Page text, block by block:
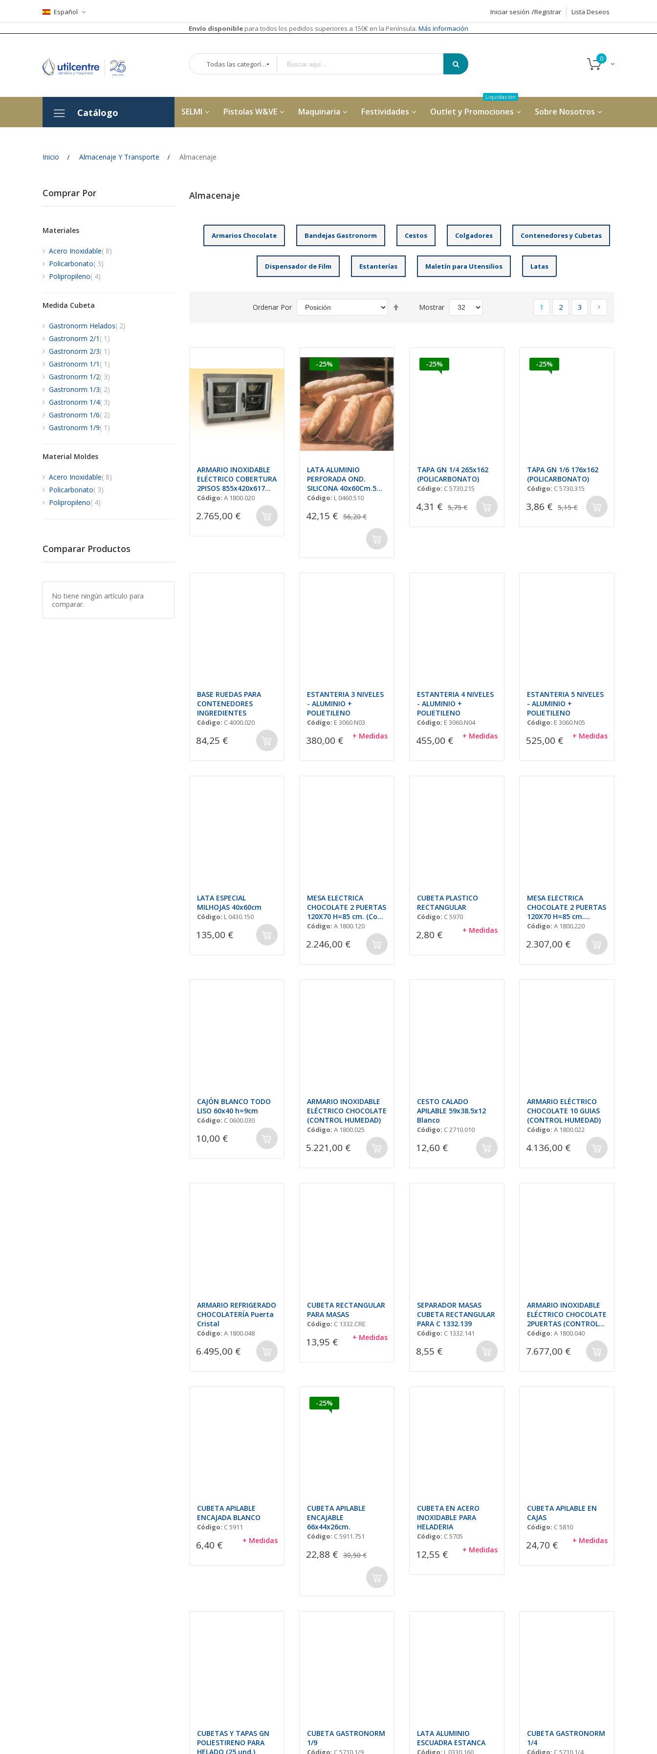
Español Iniciar sesión Registrar
Lista Deseos
Envío disponible para todos los pedidos superiores a 150€ en la Península. Más información
Todas las categorías
Catálogo SELMI Pistolas W&VE Maquinaria Festividades Outlet y Promociones Sobre Nosotros
Inicio Almacenaje Y Transporte Almacenaje
Almacenaje
Armarios Chocolate Bandejas Gastronorm Cestos Colgadores Contenedores y Cubetas
Dispensador de Film Estanterías Maletín para Utensilios Latas
Ordenar Por Mostrar
Página
Actualmente estás leyendo
1 Página
2 Página
3 Página
Siguiente
ARMARIO INOXIDABLE
ELÉCTRICO COBERTURA
2PISOS 855x420x617
cm.
Código: A 1800.020
2.765,00 €
-25%
LATA ALUMINIO
PERFORADA OND.
SILICONA 40x60Cm.5
CNL.
Código: L 0460.510
42,15 € 56,20 €
-25%
TAPA GN 1/4 265x162
(POLICARBONATO)
Código: C 5730.215
4,31 € 5,75 €
-25%
TAPA GN 1/6 176x162
(POLICARBONATO)
Código: C 5730.315
3,86 € 5,15 €
BASE RUEDAS PARA
CONTENEDORES
INGREDIENTES
Código: C 4000.020
84,25 €
ESTANTERIA 3 NIVELES
- ALUMINIO +
POLIETILENO
Código: E 3060.N03
380,00 € + Medidas
ESTANTERIA 4 NIVELES
- ALUMINIO +
POLIETILENO
Código: E 3060.N04
455,00 € + Medidas
ESTANTERIA 5 NIVELES
- ALUMINIO +
POLIETILENO
Código: E 3060.N05
525,00 € + Medidas
LATA ESPECIAL
MILHOJAS 40x60cm
Código: L 0430.150
135,00 €
MESA ELECTRICA
CHOCOLATE 2 PUERTAS
120X70 H=85 cm. (Con
Peto)
Código: A 1800.120
2.246,00 €
CUBETA PLASTICO
RECTANGULAR
Código: C 5970
2,80 € + Medidas
MESA ELECTRICA
CHOCOLATE 2 PUERTAS
120X70 H=85 cm.
(Central)
Código: A 1800.220
2.307,00 €
CAJÓN BLANCO TODO
LISO 60x40 h=9cm
Código: C 0600.030
10,00 €
ARMARIO INOXIDABLE
ELÉCTRICO CHOCOLATE
(CONTROL HUMEDAD)
Código: A 1800.025
5.221,00 €
CESTO CALADO
APILABLE 59x38.5x12
Blanco
Código: C 2710.010
12,60 €
ARMARIO ELÉCTRICO
CHOCOLATE 10 GUIAS
(CONTROL HUMEDAD)
Código: A 1800.022
4.136,00 €
ARMARIO REFRIGERADO
CHOCOLATERÍA Puerta
Cristal
Código: A 1800.048
6.495,00 €
CUBETA RECTANGULAR
PARA MASAS
Código: C 1332.CRE
13,95 € + Medidas
SEPARADOR MASAS
CUBETA RECTANGULAR
PARA C 1332.139
Código: C 1332.141
8,55 €
ARMARIO INOXIDABLE
ELÉCTRICO CHOCOLATE
2PUERTAS (CONTROL
HUMEDAD)
Código: A 1800.040
7.677,00 €
CUBETA APILABLE
ENCAJADA BLANCO
Código: C 5911
6,40 € + Medidas
-25%
CUBETA APILABLE
ENCAJABLE
66x44x26cm.
Código: C 5911.751
22,88 € 30,50 €
CUBETA EN ACERO
INOXIDABLE PARA
HELADERIA
Código: C 5705
12,55 € + Medidas
CUBETA APILABLE EN
CAJAS
Código: C 5810
24,70 € + Medidas
CUBETAS Y TAPAS GN
POLIESTIRENO PARA
HELADO (25 und.)
CUBETA GASTRONORM
1/9
Código: C 5710.1/9
LATA ALUMINIO
ESCUADRA ESTANCA
Código: L 0330.160
CUBETA GASTRONORM
1/4
Código: C 5710.1/4
Comprar Por
Materiales
Acero Inoxidable 8artículos
Policarbonato 3artículos
Polipropileno 4artículos
Medida Cubeta
Gastronorm Helados 2artículos
Gastronorm 2/1
1 artículo
Gastronorm 2/3 1 artículo
Gastronorm 1/1
1 artículo
Gastronorm 1/2 3artículos
Gastronorm 1/3 2artículos
Gastronorm 1/4 3artículos
Gastronorm 1/6 2artículos
Gastronorm 1/9 1 artículo
Material Moldes
Acero Inoxidable 8artículos
Policarbonato 3artículos
Polipropileno 4artículos
Comparar Productos
No tiene ningún artículo para
comparar.